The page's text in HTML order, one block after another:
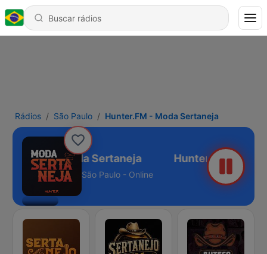
Rádios São Paulo Hunter.FM - Moda Sertaneja
- Moda Sertaneja
São Paulo - Online